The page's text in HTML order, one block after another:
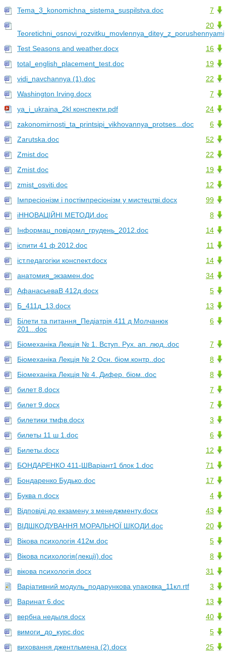
7
Tema_3_konomichna_sistema_suspilstva.doc
20
16
Test Seasons and weather.docx
19
total_english_placement_test.doc
22
vidi_navchannya (1).doc
7
Washington Irving.docx
24
ya_i_ukraina_2kl конспекти.pdf
6
zakonomirnosti_ta_printsipi_vikhovannya_protses...doc
52
Zarutska.doc
22
Zmist.doc
19
Zmist.doc
12
zmist_osviti.doc
99
Імпресіонізм і постімпресіонізм у мистецтві.docx
8
іННОВАЦІЙНІ МЕТОДИ.doc
14
Інформац_повідомл_грудень_2012.doc
11
іспити 41 ф 2012.doc
14
іст.педагогіки конспект.docx
34
анатомия_экзамен.doc
5
АфанасьеваВ 412д.docx
13
Б_411д_13.docx
6
Білети та питання_Педіатрія 411 д Молчанюк
201...doc
7
Біомеханіка Лекція № 1. Вступ. Рух. ап. люд..doc
8
Біомеханіка Лекція № 2 Осн. біом.контр..doc
8
Біомеханіка Лекція № 4. Дифер. біом..doc
7
билет 8.docx
7
билет 9.docx
3
билетики тмфв.docx
6
билеты 11 ш 1.doc
12
Билеты.docx
71
БОНДАРЕНКО 411-ШВаріант1 блок 1.doc
17
Бондаренко Будько.doc
4
Буква п.docx
43
Відповіді до екзамену з менеджменту.docx
20
ВІДШКОДУВАННЯ МОРАЛЬНОЇ ШКОДИ.doc
5
Вікова психологія 412м.doc
8
Вікова психологія(лекції).doc
31
вікова психологія.docx
3
Варіативний модуль_подарункова упаковка_11кл.rtf
13
Варинат 6.doc
40
вербна недыля.docx
5
вимоги_до_курс.doc
25
виховання джентльмена (2).docx